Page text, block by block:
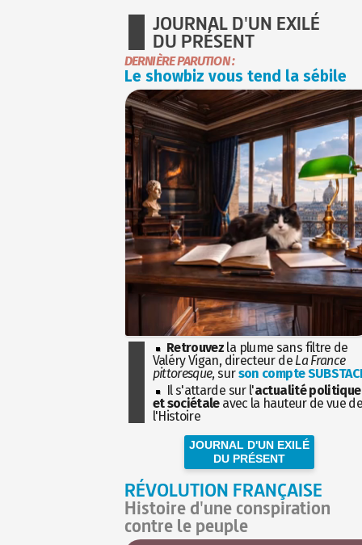
JOURNAL D'UN EXILÉ
DU PRÉSENT
DERNIÈRE PARUTION :
Le showbiz vous tend la sébile
Retrouvez la plume sans filtre de
Valéry Vigan, directeur de La France
pittoresque, surson compte
Il s'attarde sur l'actualité politique
et sociétaleavec la hauteur de vue
l'Histoire
JOURNAL D'UN EXILÉ
DU PRÉSENT
RÉVOLUTION FRANÇAISE
Histoire d'une conspiration
contre le peuple